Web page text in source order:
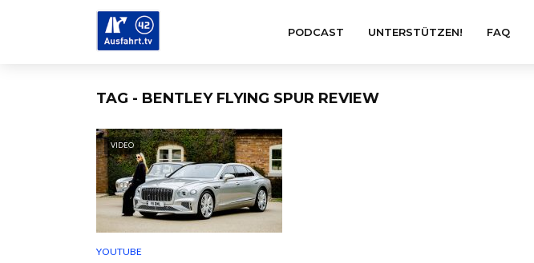
PODCAST UNTERSTÜTZEN! FAQ
TAG - BENTLEY FLYING SPUR REVIEW
VIDEO
YOUTUBE